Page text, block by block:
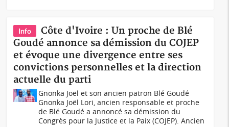
Info
Côte d'Ivoire : Un proche de Blé
Goudé annonce sa démission du COJEP
et évoque une divergence entre ses
convictions personnelles et la direction
actuelle du parti
Gnonka Joël et son ancien patron Blé Goudé
Gnonka Joël Lori, ancien responsable et proche
de Blé Goudé a annoncé sa démission du
Congrès pour la Justice et la Paix (COJEP). Ancien